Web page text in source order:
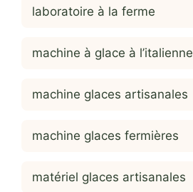
laboratoire à la ferme
machine à glace à l’italienne
machine glaces artisanales
machine glaces fermières
matériel glaces artisanales